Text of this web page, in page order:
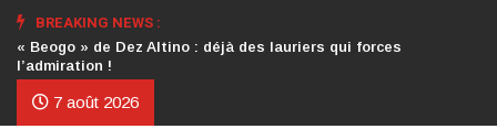
BREAKING NEWS :
Crise au CDP : l’authentification de la lettre du président
d’honneur toujours attendue
7 août 2026